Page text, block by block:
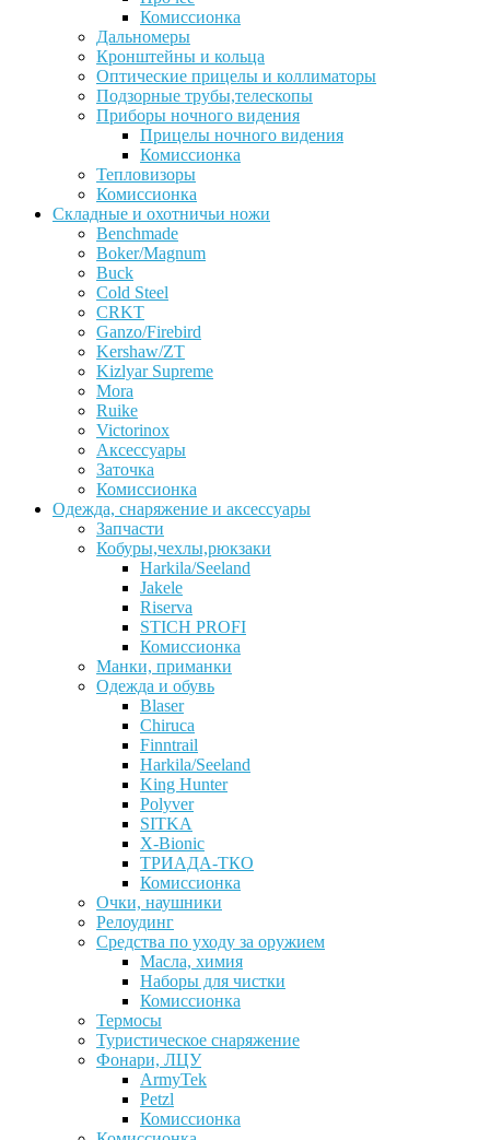
Комиссионка
Дальномеры
Кронштейны и кольца
Оптические прицелы и коллиматоры
Подзорные трубы,телескопы
Приборы ночного видения
Прицелы ночного видения
Комиссионка
Тепловизоры
Комиссионка
Складные и охотничьи ножи
Benchmade
Boker/Magnum
Buck
Cold Steel
CRKT
Ganzo/Firebird
Kershaw/ZT
Kizlyar Supreme
Mora
Ruike
Victorinox
Аксессуары
Заточка
Комиссионка
Одежда, снаряжение и аксессуары
Запчасти
Кобуры,чехлы,рюкзаки
Harkila/Seeland
Jakele
Riserva
STICH PROFI
Комиссионка
Манки, приманки
Одежда и обувь
Blaser
Chiruca
Finntrail
Harkila/Seeland
King Hunter
Polyver
SITKA
X-Bionic
ТРИАДА-ТКО
Комиссионка
Очки, наушники
Релоудинг
Средства по уходу за оружием
Масла, химия
Наборы для чистки
Комиссионка
Термосы
Туристическое снаряжение
Фонари, ЛЦУ
ArmyTek
Petzl
Комиссионка